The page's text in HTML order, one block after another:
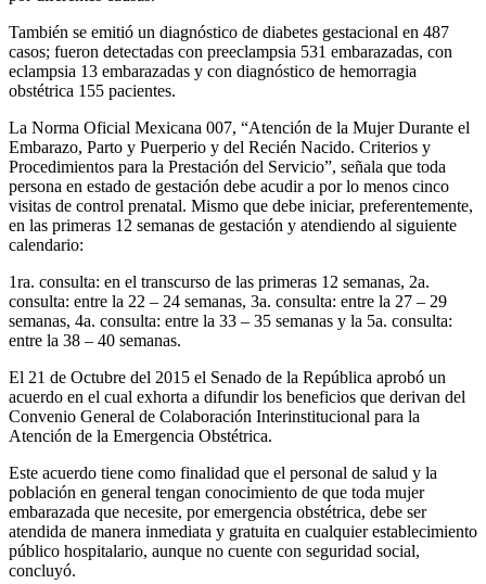
También se emitió un diagnóstico de diabetes gestacional en 487
casos; fueron detectadas con preeclampsia 531 embarazadas, con
eclampsia 13 embarazadas y con diagnóstico de hemorragia
obstétrica 155 pacientes.
La Norma Oficial Mexicana 007, “Atención de la Mujer Durante el
Embarazo, Parto y Puerperio y del Recién Nacido. Criterios y
Procedimientos para la Prestación del Servicio”, señala que toda
persona en estado de gestación debe acudir a por lo menos cinco
visitas de control prenatal. Mismo que debe iniciar, preferentemente,
en las primeras 12 semanas de gestación y atendiendo al siguiente
calendario:
1ra. consulta: en el transcurso de las primeras 12 semanas, 2a.
consulta: entre la 22 – 24 semanas, 3a. consulta: entre la 27 – 29
semanas, 4a. consulta: entre la 33 – 35 semanas y la 5a. consulta:
entre la 38 – 40 semanas.
El 21 de Octubre del 2015 el Senado de la República aprobó un
acuerdo en el cual exhorta a difundir los beneficios que derivan del
Convenio General de Colaboración Interinstitucional para la
Atención de la Emergencia Obstétrica.
Este acuerdo tiene como finalidad que el personal de salud y la
población en general tengan conocimiento de que toda mujer
embarazada que necesite, por emergencia obstétrica, debe ser
atendida de manera inmediata y gratuita en cualquier establecimiento
público hospitalario, aunque no cuente con seguridad social,
concluyó.